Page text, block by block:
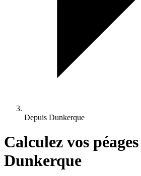
Depuis Dunkerque
Calculez vos
Dunkerque